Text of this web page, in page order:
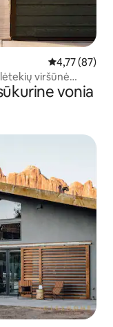
Vidutinis
4,77 (87)
viršūnė
vonia